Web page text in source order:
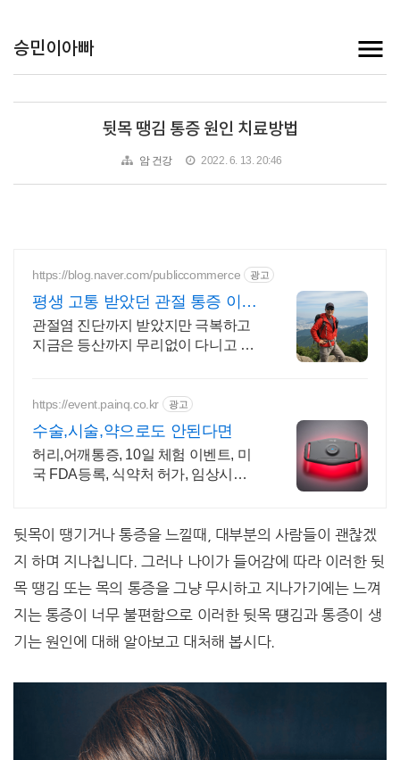
승민이아빠
뒷목 땡김 통증 원인 치료방법
암 건강 2022. 6. 13. 20:46
https://blog.naver.com/publiccommerce 광고
평생 고통 받았던 관절 통증 이제
는 극복했습니다.
관절염 진단까지 받았지만 극복하고
지금은 등산까지 무리없이 다니고 있
https://event.painq.co.kr 광고
수술,시술,약으로도 안된다면
허리,어깨통증, 10일 체험 이벤트, 미
국 FDA등록, 식약처 허가, 임상시험
뒷목이 땡기거나 통증을 느낄때, 대부분의 사람들이 괜찮겠
지 하며 지나칩니다. 그러나 나이가 들어감에 따라 이러한 뒷
목 땡김 또는 목의 통증을 그냥 무시하고 지나가기에는 느껴
지는 통증이 너무 불편함으로 이러한 뒷목 떙김과 통증이 생
기는 원인에 대해 알아보고 대처해 봅시다.